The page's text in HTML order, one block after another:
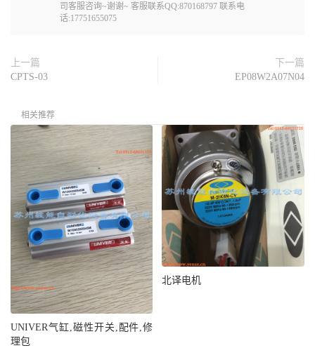
司客服咨询~谢谢~ 客服联系QQ:870168797 联系电
话:17751655075
上一篇
CPTS-03
下一篇
EP08W2A07N04
相关推荐
UNIVER气缸,磁性开关,配件,修
理包
北译电机